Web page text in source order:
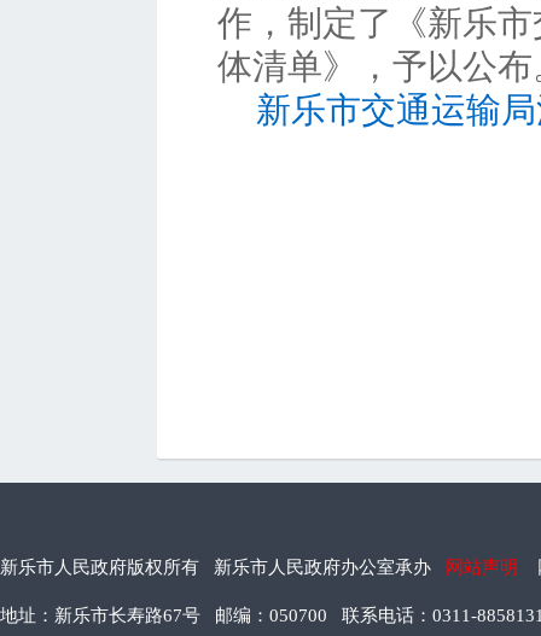
作，制定了《新乐
体清单》，予以公布
新乐市交通运输